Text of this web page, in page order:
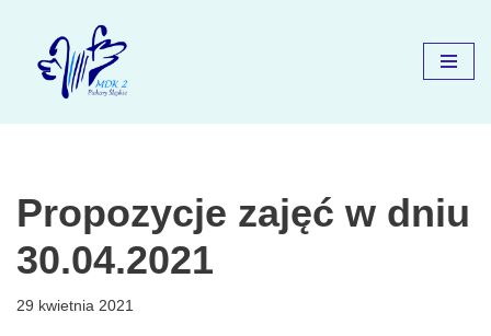
Przejdź
Propozycje zajęć w dniu
30.04.2021
29 kwietnia 2021